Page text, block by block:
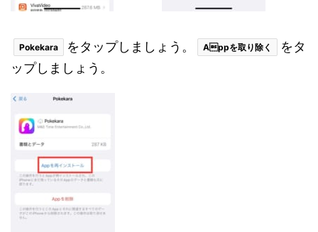
Pokekara をタップしましょう。 Appを取り除く
をタ
ップしましょう。